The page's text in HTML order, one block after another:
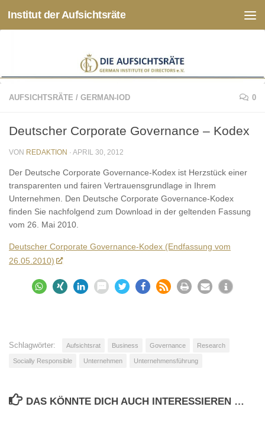
Zum Inhalt springen
Institut der Aufsichtsräte
AUFSICHTSRÄTE / GERMAN-IOD 0
Deutscher Corporate Governance – Kodex
VON REDAKTION · APRIL 30, 2012
Der Deutsche Corporate Governance-Kodex ist Herzstück einer
transparenten und fairen Vertrauensgrundlage in Ihrem
Unternehmen. Den Deutsche Corporate Governance-Kodex
finden Sie nachfolgend zum Download in der geltenden Fassung
vom 26. Mai 2010.
Deutscher Corporate Governance-Kodex (Endfassung vom
26.05.2010)
Schlagwörter: Aufsichtsrat Business Governance Research
Socially Responsible Unternehmen Unternehmensführung
DAS KÖNNTE DICH AUCH INTERESSIEREN …